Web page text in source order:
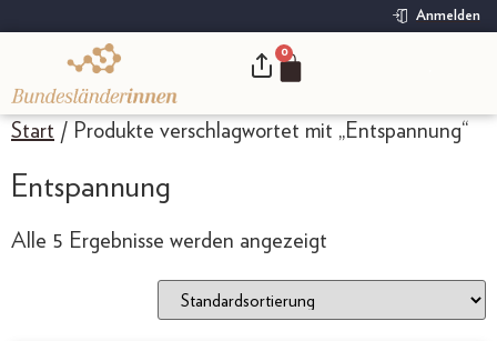
Anmelden
0
Start / Produkte verschlagwortet mit „Entspannung“
Entspannung
Alle 5 Ergebnisse werden angezeigt